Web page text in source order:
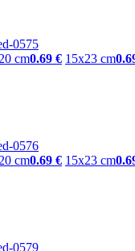
cm0.69 € 15x23 cm
cm0.69 € 15x23 cm